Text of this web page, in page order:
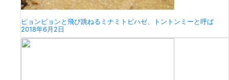
ピョンピョンと飛び跳ねるミナミトビハゼ、トントンミーと呼ば
2018年6月2日